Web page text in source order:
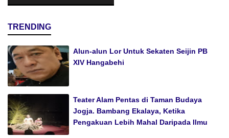
TRENDING
Alun-alun Lor Untuk Sekaten Seijin PB
XIV Hangabehi
Teater Alam Pentas di Taman Budaya
Jogja. Bambang Ekalaya, Ketika
Pengakuan Lebih Mahal Daripada Ilmu